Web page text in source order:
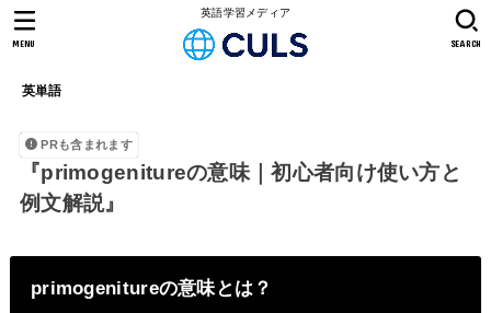
英語学習メディア
英単語
SEARCH
MENU
PRも含まれます
『primogenitureの意味｜初心者向け使い方と
例文解説』
primogenitureの意味とは？